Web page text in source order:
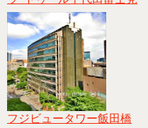
フジビュータワー飯田橋